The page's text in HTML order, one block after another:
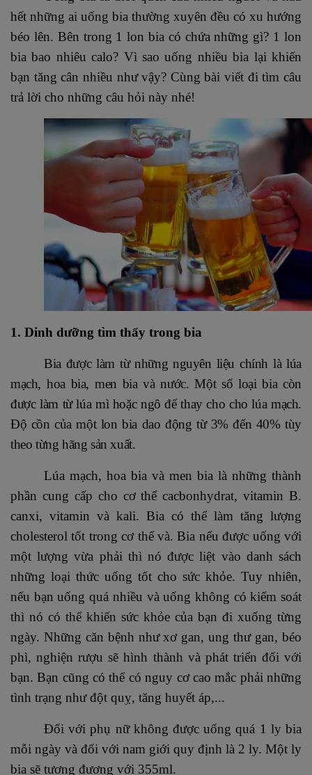
hết những ai uống bia thường xuyên đều có xu hướng
béo lên. Bên trong 1 lon bia có chứa những gì? 1 lon
bia bao nhiêu calo? Vì sao uống nhiều bia lại khiến
bạn tăng cân nhiều như vậy? Cùng bài viết đi tìm câu
trả lời cho những câu hỏi này nhé!
1. Dinh dưỡng tìm thấy trong bia
Bia được làm từ những nguyên liệu chính là lúa
mạch, hoa bia, men bia và nước. Một số loại bia còn
được làm từ lúa mì hoặc ngô để thay cho cho lúa mạch.
Độ cồn của một lon bia dao động từ 3% đến 40% tùy
theo từng hãng sản xuất.
Lúa mạch, hoa bia và men bia là những thành
phần cung cấp cho cơ thể cacbonhydrat, vitamin B.
canxi, vitamin và kali. Bia có thể làm tăng lượng
cholesterol tốt trong cơ thể và. Bia nếu được uống với
một lượng vừa phải thì nó được liệt vào danh sách
những loại thức uống tốt cho sức khỏe. Tuy nhiên,
nếu bạn uống quá nhiều và uống không có kiểm soát
thì nó có thể khiến sức khỏe của bạn đi xuống từng
ngày. Những căn bệnh như xơ gan, ung thư gan, béo
phì, nghiện rượu sẽ hình thành và phát triển đối với
bạn. Bạn cũng có thể có nguy cơ cao mắc phải những
tình trạng như đột quỵ, tăng huyết áp,...
Đối với phụ nữ không được uống quá 1 ly bia
mỗi ngày và đối với nam giới quy định là 2 ly. Một ly
bia sẽ tương đương với 355ml.